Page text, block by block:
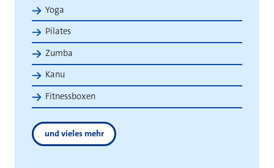
Yoga
Pilates
Zumba
Kanu
Fitnessboxen
und vieles mehr